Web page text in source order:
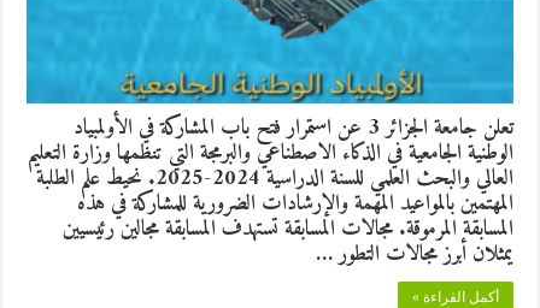
تعلن جامعة الجزائر 3 عن استمرار فتح باب المشاركة في الأولمبياد
الوطنية الجامعية في الذكاء الاصطناعي والبرمجة التي تنظمها وزارة التعليم
العالي والبحث العلمي للسنة الدراسية 2024-2025. نحيط علم الطلبة
المهتمين بالمواعيد المهمة والإرشادات الضرورية للمشاركة في هذه
المسابقة المرموقة. مجالات المسابقة تستهدف المسابقة مجالين رئيسيين
يمثلان أبرز مجالات التطور …
أكمل القراءة »